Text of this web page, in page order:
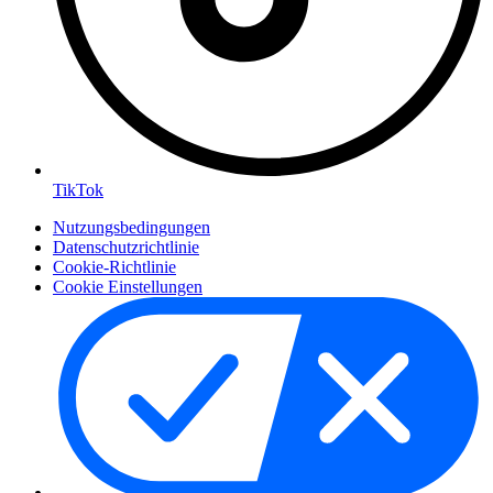
TikTok
Nutzungsbedingungen
Datenschutzrichtlinie
Cookie-Richtlinie
Cookie Einstellungen